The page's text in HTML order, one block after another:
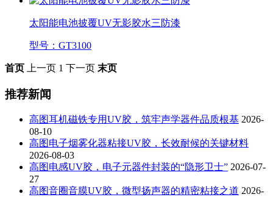
太阳能电池披覆UV无影胶水三防漆
型号：GT3100
首页 上一页 1 下一页 末页
推荐新闻
高图耳机磁铁专用UV胶，筑牢声学器件品质根基 2026-
08-10
高图电子烟雾化器粘接UV胶，长效耐候的关键材料
2026-08-03
高图电感UV胶，电子元器件封装的“隐形卫士” 2026-07-
27
高图音圈音膜UV胶，微型扬声器的精密粘接之道 2026-